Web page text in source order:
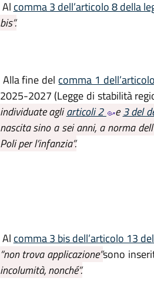
Al comma 3 dell’articolo 8 della
bis”.
Alla fine del comma 1
2025-2027 (Legge di stabilità
individuate agliarticoli 2 e3 del
nascita sino a sei anni, a norma
Poli per l’infanzia”.
Al comma 3 bis dell’articolo 13
“non trova applicazione”sono
incolumità, nonché”.